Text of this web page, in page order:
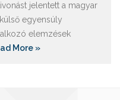
jelentett a magyar
egyensúly
elemzések
More »